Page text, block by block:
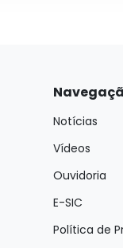
Notícias
Vídeos
Ouvidoria
E-SIC
Política de